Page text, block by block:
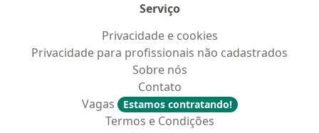
Serviço
Privacidade e cookies
Privacidade para profissionais não cadastrados
Sobre nós
Contato
Vagas
Estamos contratando!
Termos e Condições